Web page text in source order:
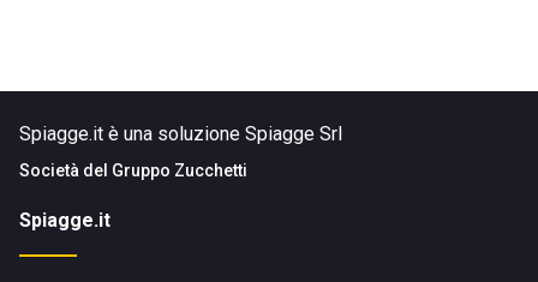
Spiagge.it è una soluzione Spiagge Srl
Società del Gruppo Zucchetti
Spiagge.it